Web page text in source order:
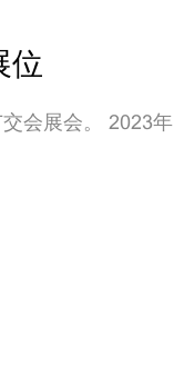
位
会展会。 2023年